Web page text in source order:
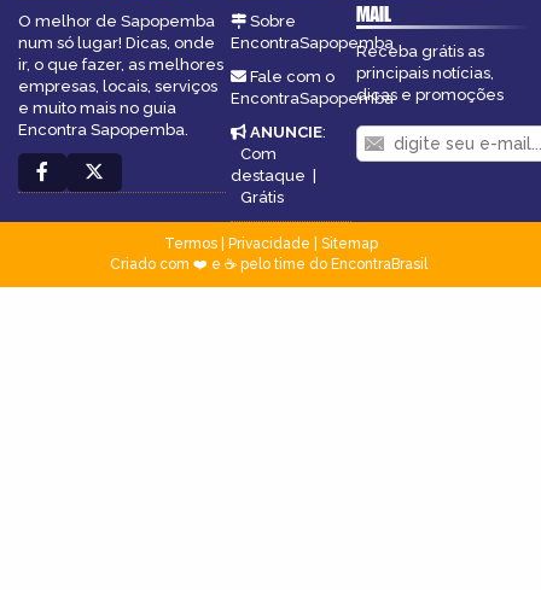
O melhor de Sapopemba
num só lugar! Dicas, onde
ir, o que fazer, as melhores
empresas, locais, serviços
e muito mais no guia
Encontra Sapopemba.
Sobre
EncontraSapopemba
Fale com o
EncontraSapopemba
ANUNCIE:
Com
destaque
Grátis
MAIL
Receba grátis as
principais notícias,
dicas e promoções
Termos| Privacidade
Sitemap
Criado com ❤️ e ☕ pelo time do EncontraBrasil